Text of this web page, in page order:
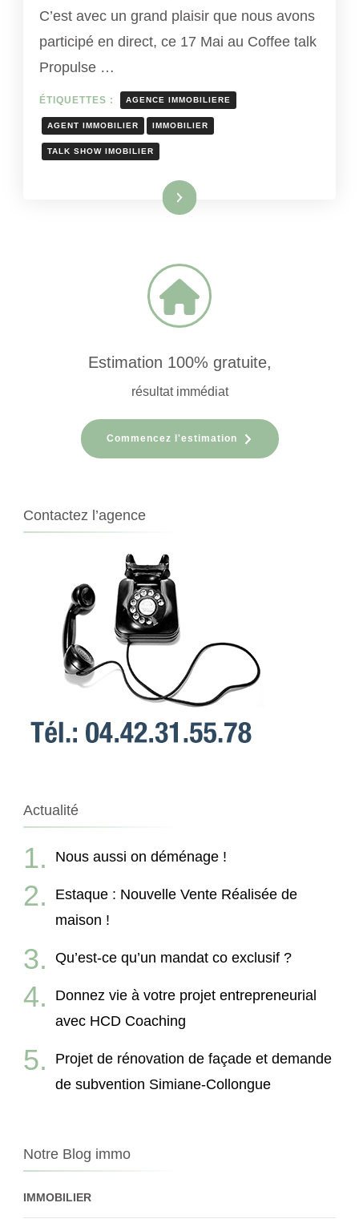
C’est avec un grand plaisir que nous avons
participé en direct, ce 17 Mai au Coffee talk
Propulse …
ÉTIQUETTES : AGENCE IMMOBILIERE
AGENT IMMOBILIER IMMOBILIER
TALK SHOW IMOBILIER
Lire la suite
Estimation 100% gratuite,
résultat immédiat
Commencez l'estimation
Contactez l’agence
Actualité
Nous aussi on déménage !
Estaque : Nouvelle Vente Réalisée de
maison !
Qu’est-ce qu’un mandat co exclusif ?
Donnez vie à votre projet entrepreneurial
avec HCD Coaching
Projet de rénovation de façade et demande
de subvention Simiane-Collongue
Notre Blog immo
IMMOBILIER